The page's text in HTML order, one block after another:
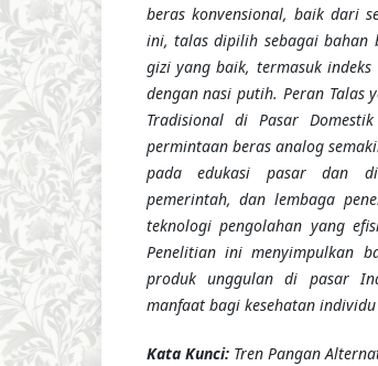
beras konvensional, baik dari
ini, talas dipilih sebagai bahan
gizi yang baik, termasuk
dengan nasi putih. Peran Talas
Tradisional di Pasar
permintaan beras analog
pada edukasi pasar dan
pemerintah, dan lembaga
teknologi pengolahan yang
Penelitian ini menyimpulkan
produk unggulan di pasar
manfaat bagi kesehatan
Kata Kunci: Tren Pangan